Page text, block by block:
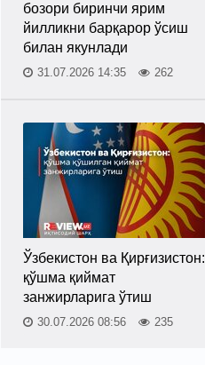
бозори биринчи ярим
йилликни барқарор ўсиш
билан якунлади
31.07.2026 14:35 262
Ўзбекистон ва Қирғизистон:
қўшма қиймат
занжирларига ўтиш
30.07.2026 08:56 235